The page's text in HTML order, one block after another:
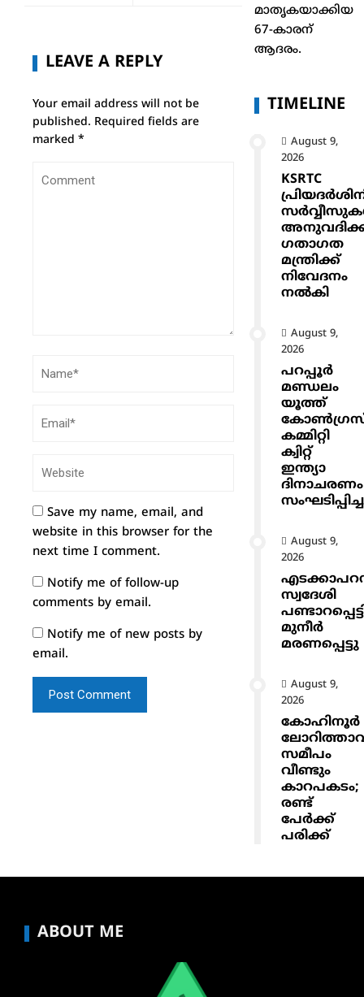
LEAVE A REPLY
Your email address will not be
published. Required fields are
marked *
Save my name, email, and
website in this browser for the
next time I comment.
Notify me of follow-up
comments by email.
Notify me of new posts by
email.
മാതൃകയാക്കിയ
67-കാരന്
ആദരം.
TIMELINE
August 9,
2026
KSRTC
ഗതാഗത
മന്ത്രിക്ക്
നിവേദനം
നൽകി
August 9,
2026
പറപ്പൂർ
മണ്ഡലം
യൂത്ത്
കമ്മിറ്റി
ക്വിറ്റ്
ഇന്ത്യാ
ദിനാചരണം
August 9,
2026
സ്വദേശി
മുനീർ
മരണപ്പെട്ടു
August 9,
2026
കോഹിനൂർ
സമീപം
വീണ്ടും
കാറപകടം;
രണ്ട്
പേർക്ക്
പരിക്ക്
ABOUT ME